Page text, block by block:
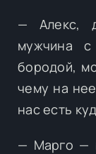
— Алекс,
мужчина с
бородой,
чему на
нас есть
— Марго —